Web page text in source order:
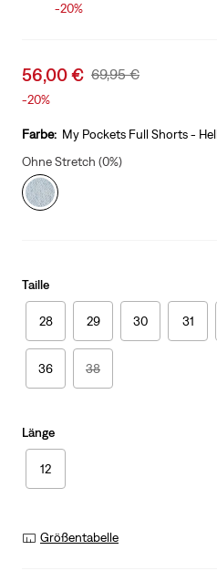
-20%
Sale
price
56,00 € Original
69,95 €
-20%
Farbe: My Pockets Full Shorts -
Ohne Stretch (0%)
Taille
28 29 30 31
36 38
Länge
12
Größentabelle